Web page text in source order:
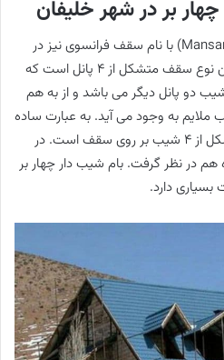
بر در شهر خلیفان
سقف شیب دار چهار بر (Mansard Roof) با نام سقف فرانسوی نیز در
میان عموم شناخته می شود. این نوع سقف متشکل از ٤ پانل است که
دو پانل دیگر می باشد و از به هم
با شیب ملایم به وجود می آید. به عبارت ساده
تر، سقف شیروانی فرانسوی متشکل از 4 شیب بر روی سقف است. در
هم در نظر گرفت. بام شیب دار چهار بر
بسیاری دارد.